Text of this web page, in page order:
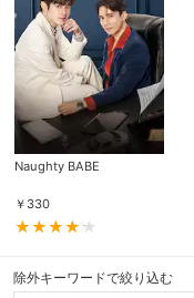
Naughty BABE
￥ 330
除外キーワードで絞り込む